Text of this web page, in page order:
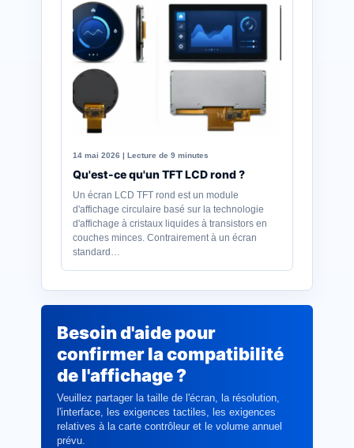
14 mai 2026 | Lecture de 9 minutes
Qu'est-ce qu'un TFT LCD rond ?
Un écran LCD TFT rond est un module
d'affichage circulaire basé sur la technologie
d'affichage à cristaux liquides à transistors en
couches minces. Contrairement à un écran
standard…
Besoin d'aide pour
confirmer la compatibilité
de l'affichage ?
Veuillez partager la taille de l'écran, la résolution,
l'interface, les exigences tactiles, les exigences
relatives à la carte contrôleur et le volume annuel
prévu.